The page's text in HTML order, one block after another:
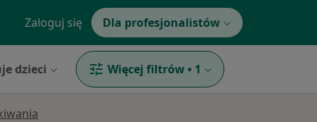
Zaloguj się Dla profesjonalistów
dzieci Więcej filtrów • 1